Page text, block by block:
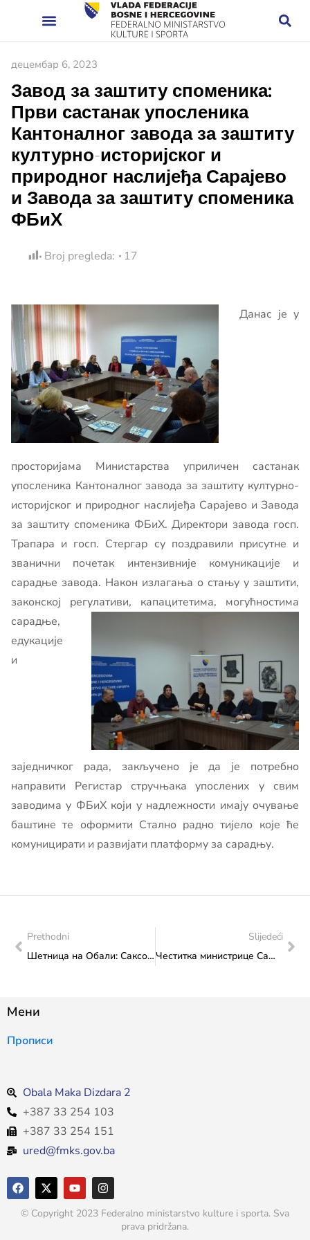
децембар 6, 2023
Завод за заштиту споменика:
Први састанак упосленика
Кантоналног завода за заштиту
културно-историјског и
природног наслијеђа Сарајево
и Завода за заштиту споменика
ФБиХ
Broj pregleda: 17
Данас је у
просторијама Министарства уприличен састанак
упосленика Кантоналног завода за заштиту културно-
историјског и природног наслијеђа Сарајево и Завода
за заштиту споменика ФБиХ. Директори завода госп.
Трапара и госп. Стергар су поздравили присутне и
званични почетак интензивније комуникације и
сарадње завода. Након излагања о стању у заштити,
законској регулативи, капацитетима, могућностима
сарадње,
едукације
и
заједничког рада, закључено је да је потребно
направити Регистар стручњака упослених у свим
заводима у ФБиХ који у надлежности имају очување
баштине те оформити Стално радно тијело које ће
комуницирати и развијати платформу за сарадњу.
Prethodni
Шетница на Обали: Саксофонист Мирза Сијерчић наступио у програму обиљежавања Дана европског наслијеђа
Slijedeći
Честитка министрице Сање Влаисављевић поводом великог јеврејског благдана Хануке
Мени
Прописи
Obala Maka Dizdara 2
+387 33 254 103
+387 33 254 151
ured@fmks.gov.ba
© Copyright 2023 Federalno ministarstvo kulture i sporta. Sva
prava pridržana.